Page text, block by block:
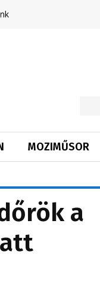
MOZIMŰSOR
a